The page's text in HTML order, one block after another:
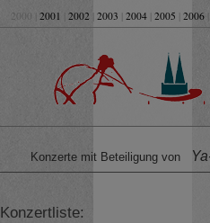
2000 | 2001 2002 2003 2004 2005 2006
Konzerte mit Beteiligung von
Konzertliste: